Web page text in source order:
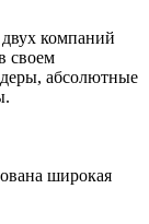
двух компаний
своем
абсолютные
широкая